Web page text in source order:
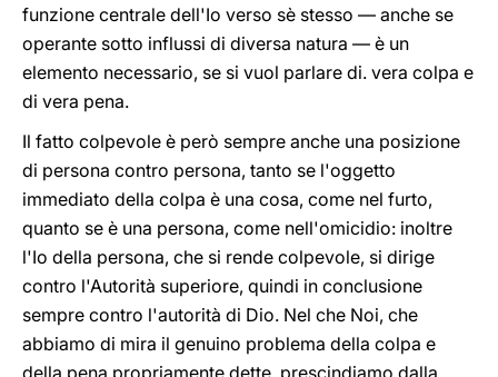
funzione centrale dell'Io verso sè stesso — anche se
operante sotto influssi di diversa natura — è un
elemento necessario, se si vuol parlare di. vera colpa e
di vera pena.
Il fatto colpevole è però sempre anche una posizione
di persona contro persona, tanto se l'oggetto
immediato della colpa è una cosa, come nel furto,
quanto se è una persona, come nell'omicidio: inoltre
l'Io della persona, che si rende colpevole, si dirige
contro l'Autorità superiore, quindi in conclusione
sempre contro l'autorità di Dio. Nel che Noi, che
abbiamo di mira il genuino problema della colpa e
della pena propriamente dette. prescindiamo dalla